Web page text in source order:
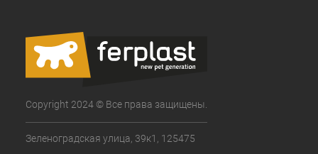
Copyright 2024 © Все права защищены.
Зеленоградская улица, 39к1, 125475